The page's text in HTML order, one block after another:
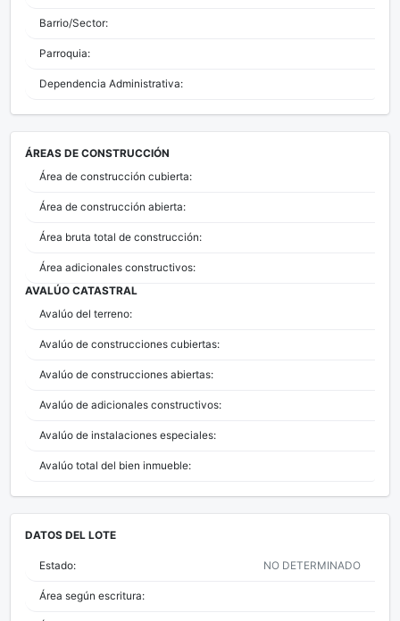
Barrio/Sector:
Parroquia:
Dependencia Administrativa:
ÁREAS DE CONSTRUCCIÓN
Área de construcción cubierta:
Área de construcción abierta:
Área bruta total de construcción:
Área adicionales constructivos:
AVALÚO CATASTRAL
Avalúo del terreno:
Avalúo de construcciones cubiertas:
Avalúo de construcciones abiertas:
Avalúo de adicionales constructivos:
Avalúo de instalaciones especiales:
Avalúo total del bien inmueble:
DATOS DEL LOTE
Estado: NO DETERMINADO
Área según escritura: